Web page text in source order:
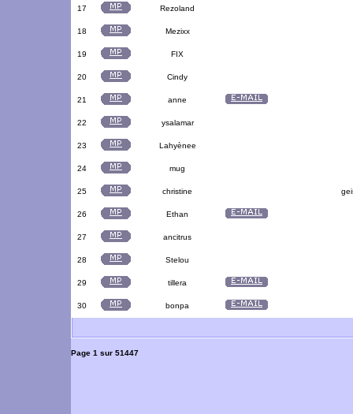
17 Rezoland
18 Mezixx
19 FIX
20 Cindy
21 anne
22 ysalamar
23 Lahyènee
24 mug
25 christine
26 Ethan
27 ancitrus
28 Stelou
29 tillera
30 bonpa
Page 1 sur 51447